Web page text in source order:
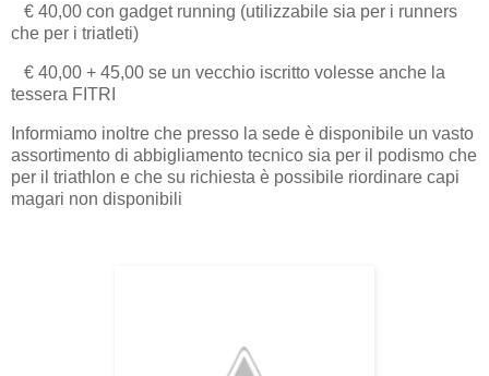
€ 40,00 con gadget running (utilizzabile sia per i runners
che per i triatleti)
€ 40,00 + 45,00 se un vecchio iscritto volesse anche la
tessera FITRI
Informiamo inoltre che presso la sede è disponibile un vasto
assortimento di abbigliamento tecnico sia per il podismo che
per il triathlon e che su richiesta è possibile riordinare capi
magari non disponibili